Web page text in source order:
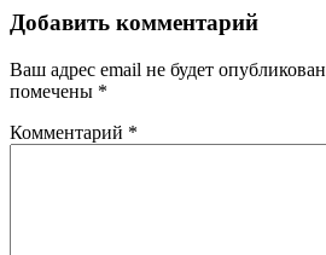
Добавить комментарий
Ваш адрес email не будет
помечены *
Комментарий *